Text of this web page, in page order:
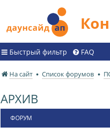
Быстрый фильтр FAQ
На сайт Список форумов
АРХИВ
ФОРУМ